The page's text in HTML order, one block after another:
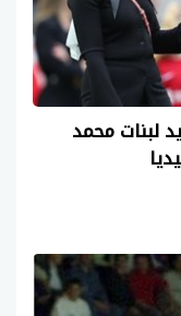
لبنات محمد